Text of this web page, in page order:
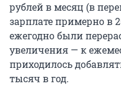
рублей в месяц (в
зарплате примерно в
ежегодно были
увеличения — к
приходилось
тысяч в год.